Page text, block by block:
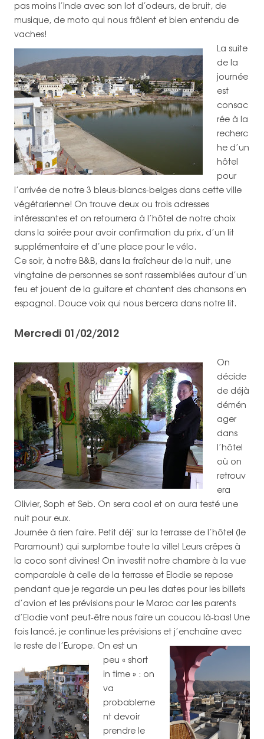
pas moins l’Inde avec son lot d’odeurs, de bruit, de
musique, de moto qui nous frôlent et bien entendu de
vaches!
La suite
de la
journée
est
consac
rée à la
recherc
he d’un
hôtel
pour
l’arrivée de notre 3 bleus-blancs-belges dans cette ville
végétarienne! On trouve deux ou trois adresses
intéressantes et on retournera à l’hôtel de notre choix
dans la soirée pour avoir confirmation du prix, d’un lit
supplémentaire et d’une place pour le vélo.
Ce soir, à notre B&B, dans la fraîcheur de la nuit, une
vingtaine de personnes se sont rassemblées autour d’un
feu et jouent de la guitare et chantent des chansons en
espagnol. Douce voix qui nous bercera dans notre lit.
Mercredi 01/02/2012
On
décide
de déjà
démén
ager
dans
l’hôtel
où on
retrouv
era
Olivier, Soph et Seb. On sera cool et on aura testé une
nuit pour eux.
Journée à rien faire. Petit déj’ sur la terrasse de l’hôtel (le
Paramount) qui surplombe toute la ville! Leurs crêpes à
la coco sont divines! On investit notre chambre à la vue
comparable à celle de la terrasse et Elodie se repose
pendant que je regarde un peu les dates pour les billets
d’avion et les prévisions pour le Maroc car les parents
d’Elodie vont peut-être nous faire un coucou là-bas! Une
fois lancé, je continue les prévisions et j’enchaîne avec
le reste de l’Europe. On est un
peu « short
in time » : on
va
probableme
nt devoir
prendre le